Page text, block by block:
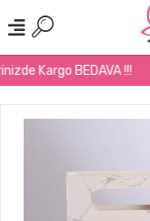
Kargo BEDAVA !!!